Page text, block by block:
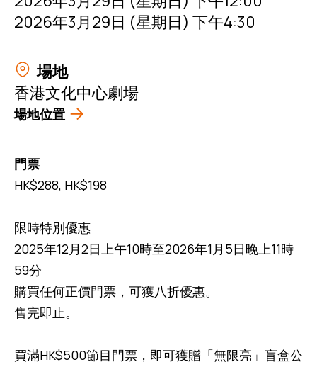
2026年3月29日 (星期日) 下午4:30
場地
香港文化中心劇場
場地位置
門票
HK$288, HK$198
限時特別優惠
2025年12月2日上午10時至2026年1月5日晚上11時
59分
購買任何正價門票，可獲八折優惠。
售完即止。
買滿HK$500節目門票，即可獲贈「無限亮」盲盒公